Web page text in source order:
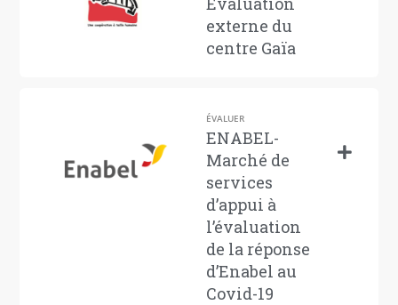
externe du
centre Gaïa
ÉVALUER
ENABEL-
Marché de
services
d’appui à
l’évaluation
de la réponse
d’Enabel au
Covid-19